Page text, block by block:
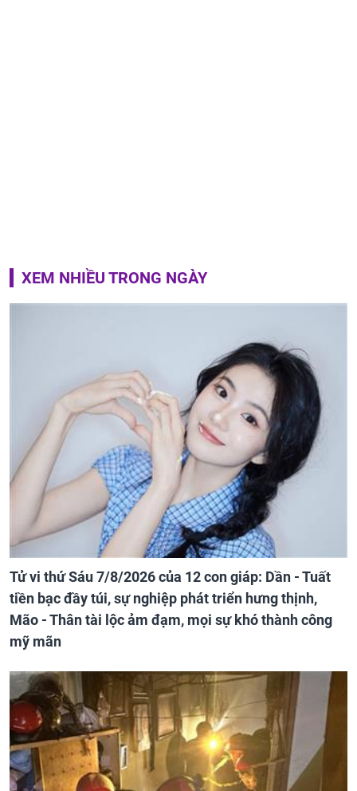
XEM NHIỀU TRONG NGÀY
Tử vi thứ Sáu 7/8/2026 của 12 con giáp: Dần - Tuất
tiền bạc đầy túi, sự nghiệp phát triển hưng thịnh,
Mão - Thân tài lộc ảm đạm, mọi sự khó thành công
mỹ mãn